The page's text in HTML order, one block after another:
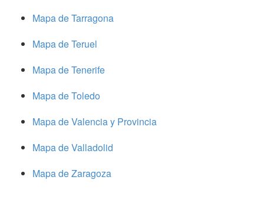
Mapa de Tarragona
Mapa de Teruel
Mapa de Tenerife
Mapa de Toledo
Mapa de Valencia y Provincia
Mapa de Valladolid
Mapa de Zaragoza